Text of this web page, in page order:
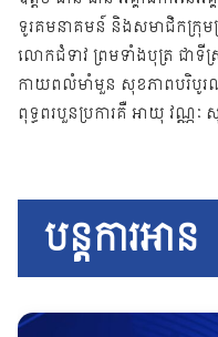
ទូរគមនាគមន៍ និងសមាជិកក្រុម
លោកជំទាវ ព្រមទាំងបុត្រ ជា
កាយពលំមាំមួន សុខភាពបរិបូរ
ពុទ្ធពរបួនប្រការគឺ អាយុ វណ្ណ
បន្តការអាន